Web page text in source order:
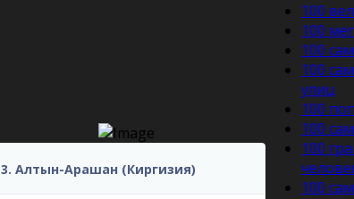
3. Алтын-Арашан (Киргизия)
100
100
100
100
улиц
100
100
100
100